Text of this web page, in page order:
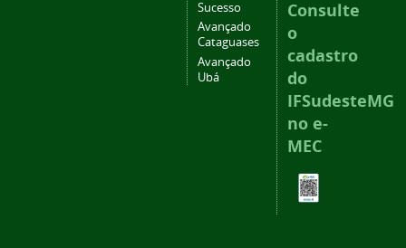
Sucesso
Avançado
Cataguases
Avançado
Ubá
Consulte
o
cadastro
do
IFSudesteMG
no e-
MEC